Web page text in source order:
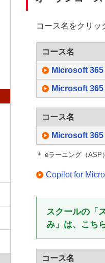
コース名をクリッ
コース名
Microsoft 365
Microsoft 365
コース名
Microsoft
＊ eラーニング（ASP
Copilot for
スクールの「
み」は、こち
コース名